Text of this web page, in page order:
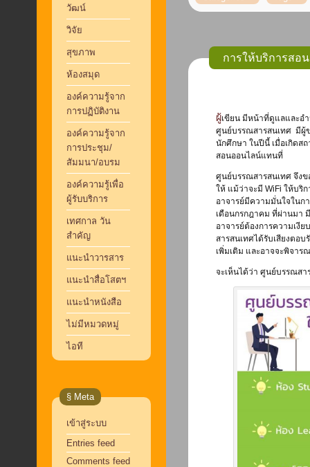
วัฒน์
วิจัย
สุขภาพ
ห้องสมุด
องค์ความรู้จาก
การปฏิบัติงาน
องค์ความรู้จาก
การประชุม/
สัมมนา/อบรม
องค์ความรู้เพื่อ
ผู้รับบริการ
เทศกาล วัน
สำคัญ
แนะนำวารสาร
แนะนำสื่อโสตฯ
แนะนำหนังสือ
ไม่มีหมวดหมู่
ไอที
§ Meta
เข้าสู่ระบบ
Entries feed
Comments feed
การให้บริการสอ
ผู้เขียน มีหน้าที่ดูแลและอำนวยความสะดวกในการใช้ห้อง Study Room ซึ่งมีจำนวน 10 ห้อง ให้บริการที่ชั้น 4
ศูนย์บรรณสารสนเทศ มีผู้
นักศึกษา ในปีนี้ เมื่อเกิดส
สอนออนไลน์แทนที่
ศูนย์บรรณสารสนเทศ จึงข
ให้ แม้ว่าจะมี WiFi ให้บริ
อาจารย์มีความมั่นใจในก
เดือนกรกฎาคม ที่ผ่านมา
อาจารย์ต้องการความเงี
สารสนเทศได้รับเสียงตอ
เพิ่มเติม และอาจจะพิจาร
จะเห็นได้ว่า ศูนย์บรรณสา